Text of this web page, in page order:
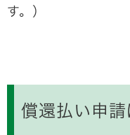
す。）
償還払い申